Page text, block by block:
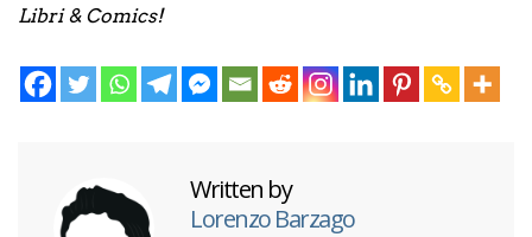
Libri & Comics!
Written by
Lorenzo Barzago